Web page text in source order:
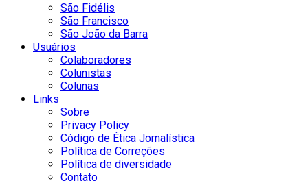
São Fidélis
São Francisco
São João da Barra
Usuários
Colaboradores
Colunistas
Colunas
Links
Sobre
Privacy Policy
Código de Ética Jornalística
Política de Correções
Política de diversidade
Contato